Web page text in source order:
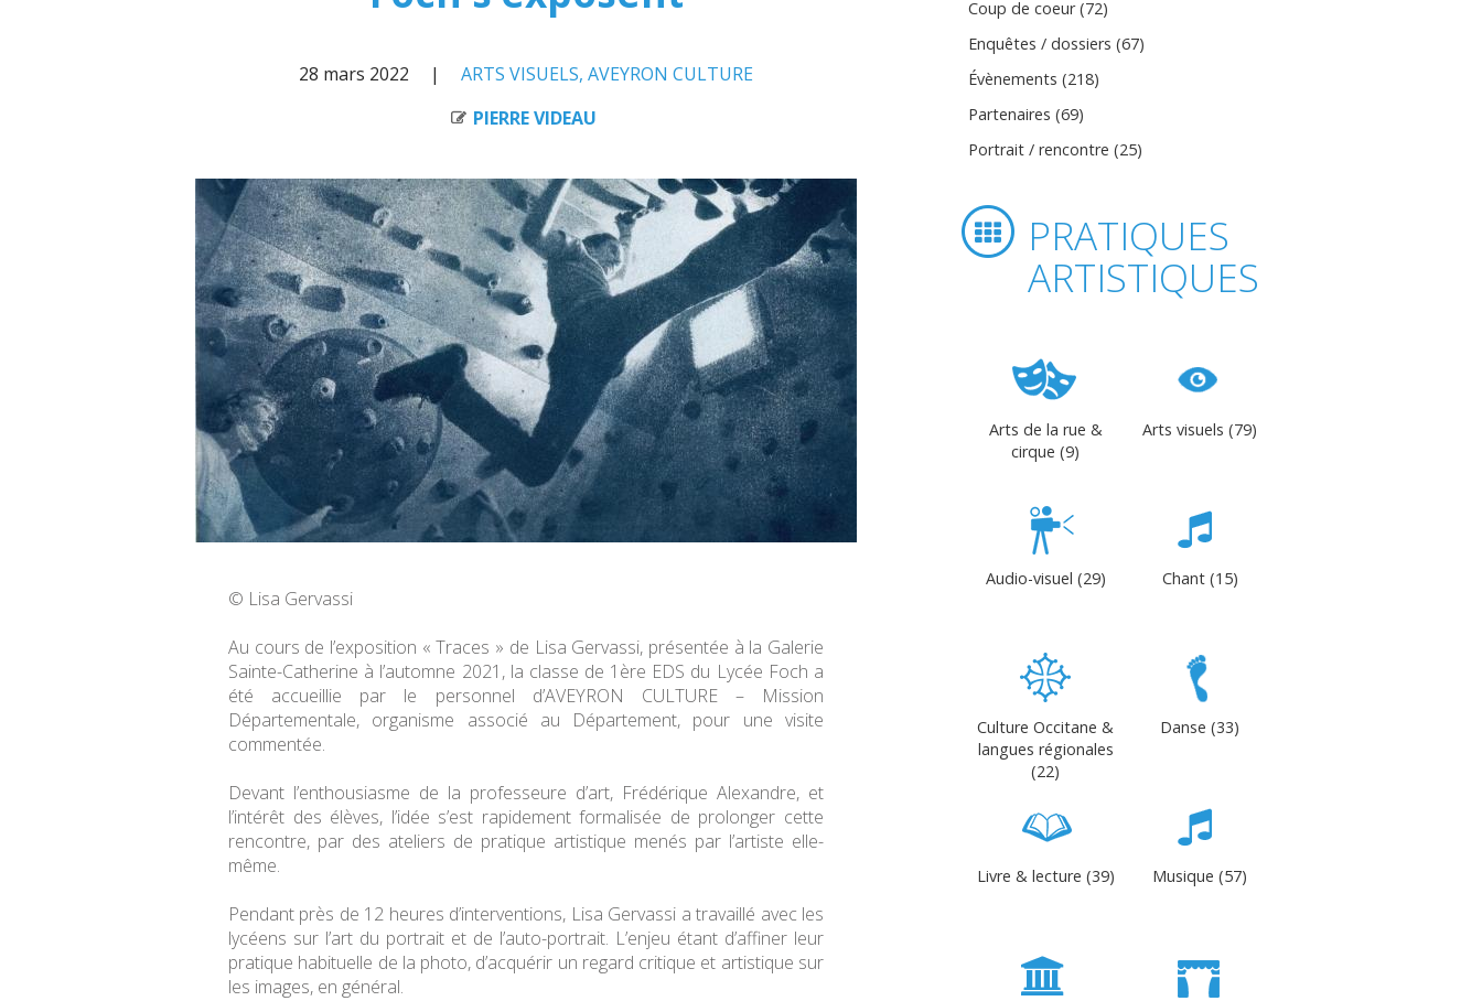
28 mars 2022 ARTS VISUELS, AVEYRON CULTURE
PIERRE VIDEAU
© Lisa Gervassi
Au cours de l’exposition « Traces » de Lisa Gervassi, présentée à la Galerie
Sainte-Catherine à l’automne 2021, la classe de 1ère EDS du Lycée Foch a
été accueillie par le personnel d’AVEYRON CULTURE – Mission
Départementale, organisme associé au Département, pour une visite
commentée.
Devant l’enthousiasme de la professeure d’art, Frédérique Alexandre, et
l’intérêt des élèves, l’idée s’est rapidement formalisée de prolonger cette
rencontre, par des ateliers de pratique artistique menés par l’artiste elle-
même.
Pendant près de 12 heures d’interventions, Lisa Gervassi a travaillé avec les
lycéens sur l’art du portrait et de l’auto-portrait. L’enjeu étant d’affiner leur
pratique habituelle de la photo, d’acquérir un regard critique et artistique sur
les images, en général.
Coup de coeur (72)
Enquêtes / dossiers (67)
Évènements (218)
Partenaires (69)
Portrait / rencontre (25)
PRATIQUES
ARTISTIQUES
Arts de la rue &
cirque (9)
Arts visuels (79)
Audio-visuel (29) Chant (15)
Culture Occitane &
langues régionales
(22)
Danse (33)
Livre & lecture (39) Musique (57)